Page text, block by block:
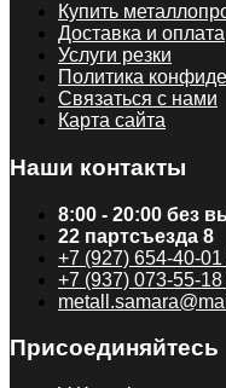
Купить
Доставка и оплата
Услуги резки
Политика
Связаться с нами
Карта сайта
Наши контакты
8:00 - 20:00 без
22 партсъезда 8
+7 (927) 654-40-
+7 (937) 073-55-
Присоединяйтесь